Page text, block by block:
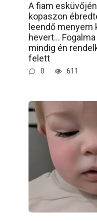
A fiam
kopaszon
leendő
hevert…
mindig én
felett
0 611